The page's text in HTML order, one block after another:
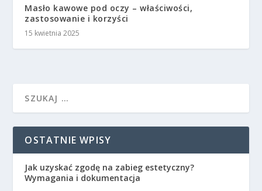
Masło kawowe pod oczy – właściwości,
zastosowanie i korzyści
15 kwietnia 2025
OSTATNIE WPISY
Jak uzyskać zgodę na zabieg estetyczny?
Wymagania i dokumentacja